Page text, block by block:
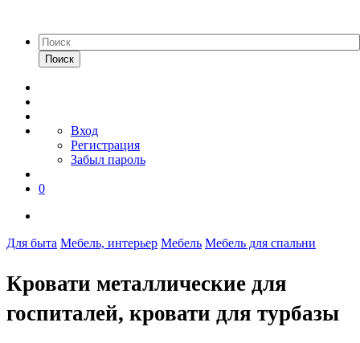
Поиск
Вход
Регистрация
Забыл пароль
0
Для быта Мебель, интерьер Мебель Мебель для спальни
Кровати металлические для
госпиталей, кровати для турбазы